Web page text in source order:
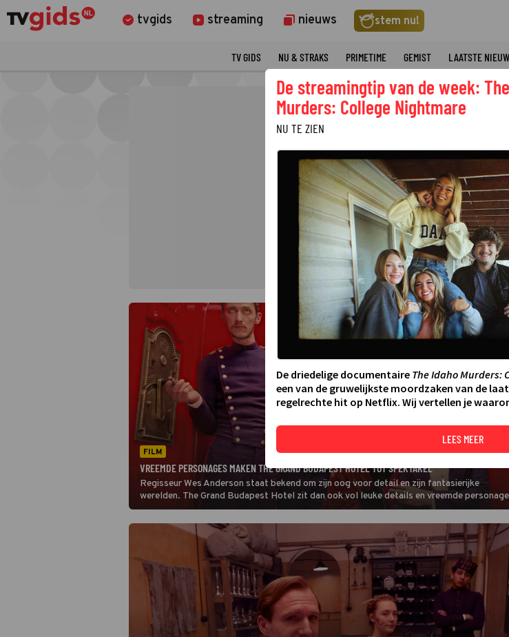
tvgids streaming nieuws stem nu!
TV GIDS NU & STRAKS PRIMETIME GEMIST LAATSTE
FILM
VREEMDE PERSONAGES MAKEN THE GRAND BUDAPEST HOTEL TOT SPEKTAKEL
Regisseur Wes Anderson staat bekend om zijn oog voor detail en zijn fantasierijke
werelden. The Grand Budapest Hotel zit dan ook vol leuke details en vreemde
De streamingtip van de week:
Murders: College Nightmare
NU TE ZIEN
De driedelige documentaire The Idaho Murders:
een van de gruwelijkste moordzaken van de
regelrechte hit op Netflix. Wij vertellen je
LEES MEER